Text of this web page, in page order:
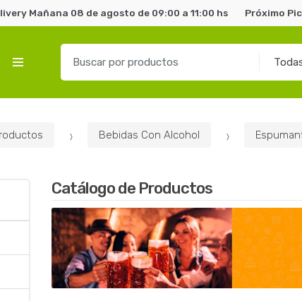
Mañana 08 de agosto de 09:00 a 11:00 hs Próximo
r
Bebidas Con Alcohol
Catálogo de Productos